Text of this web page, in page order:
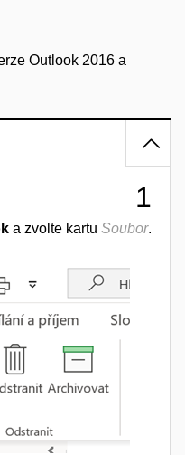
Outlook 2016 a
1
a zvolte kartu Soubor.